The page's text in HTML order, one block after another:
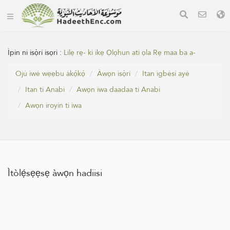
Ìpin ni isọ̀rí isọri : Lilẹ rẹ- ki ikẹ Ọlọhun ati ọla Rẹ maa ba a-
Ojú ìwé wẹẹbu àkọ́kọ́
Àwọn ìsọ̀rí
Itan ìgbésí ayé
Itan ti Anabi
Awọn iwa daadaa ti Anabi
‏Awọn iroyin ti iwa
Ìtòlẹ́sẹẹsẹ àwọn hadiisi